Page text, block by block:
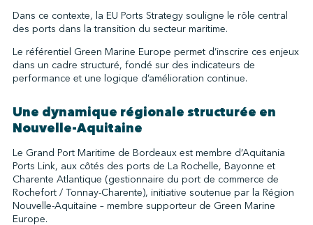
Dans ce contexte, la EU Ports Strategy souligne le rôle central
des ports dans la transition du secteur maritime.
Le référentiel Green Marine Europe permet d’inscrire ces enjeux
dans un cadre structuré, fondé sur des indicateurs de
performance et une logique d’amélioration continue.
Une dynamique régionale structurée en
Nouvelle-Aquitaine
Le Grand Port Maritime de Bordeaux est membre d’Aquitania
Ports Link, aux côtés des ports de La Rochelle, Bayonne et
Charente Atlantique (gestionnaire du port de commerce de
Rochefort / Tonnay-Charente), initiative soutenue par la Région
Nouvelle-Aquitaine – membre supporteur de Green Marine
Europe.